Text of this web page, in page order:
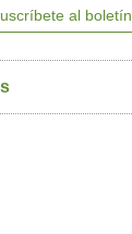
al boletín